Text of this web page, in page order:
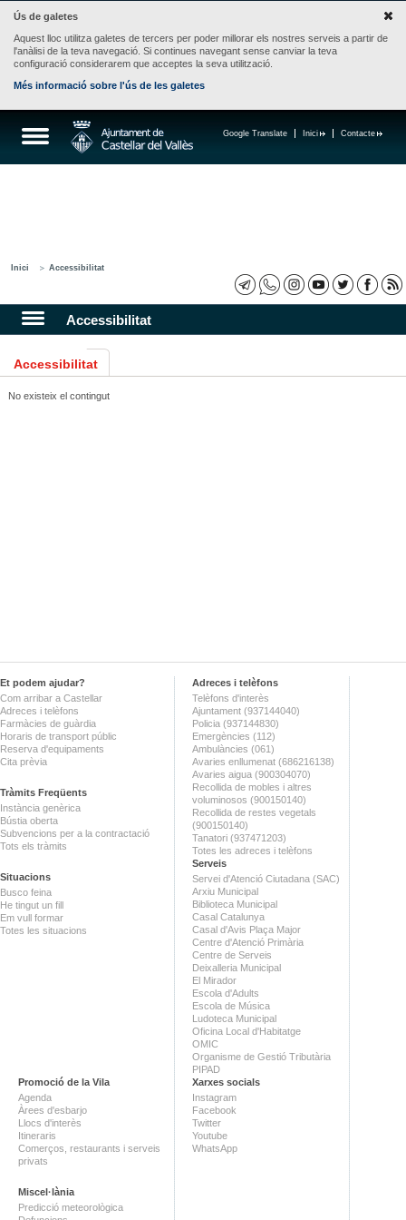
Ús de galetes
Aquest lloc utilitza galetes de tercers per poder millorar els nostres serveis a partir de
l'anàlisi de la teva navegació. Si continues navegant sense canviar la teva
configuració considerarem que acceptes la seva utilització.
Més informació sobre l'ús de les galetes
Contacte
Inici
Google Translate
Inici Accessibilitat
Accessibilitat
Accessibilitat
No existeix el contingut
Et podem ajudar?
Com arribar a Castellar
Adreces i telèfons
Farmàcies de guàrdia
Horaris de transport públic
Reserva d'equipaments
Cita prèvia
Tràmits Freqüents
Instància genèrica
Bústia oberta
Subvencions per a la contractació
Tots els tràmits
Situacions
Busco feina
He tingut un fill
Em vull formar
Totes les situacions
Adreces i telèfons
Telèfons d'interès
Ajuntament (937144040)
Policia (937144830)
Emergències (112)
Ambulàncies (061)
Avaries enllumenat (686216138)
Avaries aigua (900304070)
Recollida de mobles i altres
voluminosos (900150140)
Recollida de restes vegetals
(900150140)
Tanatori (937471203)
Totes les adreces i telèfons
Serveis
Servei d'Atenció Ciutadana (SAC)
Arxiu Municipal
Biblioteca Municipal
Casal Catalunya
Casal d'Avis Plaça Major
Centre d'Atenció Primària
Centre de Serveis
Deixalleria Municipal
El Mirador
Escola d'Adults
Escola de Música
Ludoteca Municipal
Oficina Local d'Habitatge
OMIC
Organisme de Gestió Tributària
PIPAD
Promoció de la Vila
Agenda
Àrees d'esbarjo
Llocs d'interès
Itineraris
Comerços, restaurants i serveis
privats
Miscel·lània
Predicció meteorològica
Xarxes socials
Instagram
Facebook
Twitter
Youtube
WhatsApp